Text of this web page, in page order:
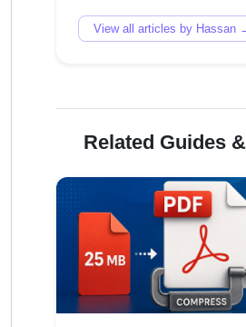
View all articles by Hassan
Related Guides